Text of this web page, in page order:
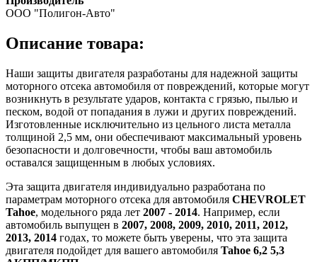
ООО "Полигон-Авто"
Описание товара:
Наши защиты двигателя разработаны для надежной защиты
моторного отсека автомобиля от повреждений, которые могут
возникнуть в результате ударов, контакта с грязью, пылью и
песком, водой от попадания в лужи и других повреждений.
Изготовленные исключительно из цельного листа металла
толщиной 2,5 мм, они обеспечивают максимальный уровень
безопасности и долговечности, чтобы ваш автомобиль
оставался защищенным в любых условиях.
Эта защита двигателя индивидуально разработана по
параметрам моторного отсека для автомобиля CHEVROLET
Tahoe, модельного ряда лет 2007 - 2014. Например, если
автомобиль выпущен в 2007, 2008, 2009, 2010, 2011, 2012,
2013, 2014 годах, то можете быть уверены, что эта защита
двигателя подойдет для вашего автомобиля Tahoe 6,2 5,3